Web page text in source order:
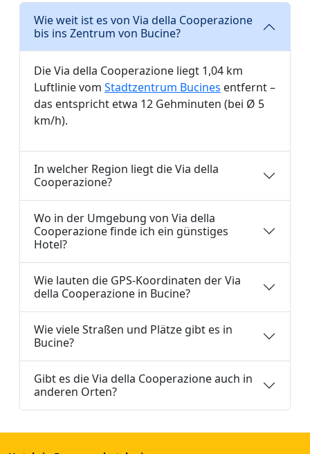
Wie weit ist es von Via della Cooperazione
bis ins Zentrum von Bucine?
Die Via della Cooperazione liegt 1,04 km
Luftlinie vom Stadtzentrum Bucines entfernt –
das entspricht etwa 12 Gehminuten (bei Ø 5
km/h).
In welcher Region liegt die Via della
Cooperazione?
Wo in der Umgebung von Via della
Cooperazione finde ich ein günstiges
Hotel?
Wie lauten die GPS-Koordinaten der Via
della Cooperazione in Bucine?
Wie viele Straßen und Plätze gibt es in
Bucine?
Gibt es die Via della Cooperazione auch in
anderen Orten?